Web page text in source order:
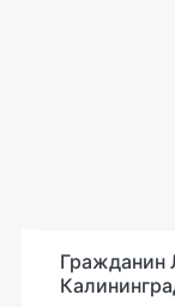
Гражданин